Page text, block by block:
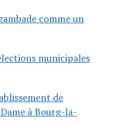
comme un
municipales
de
à Bourg-la-